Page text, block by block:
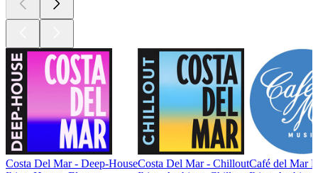
Costa Del Mar - Deep-HouseCosta Del Mar - ChilloutCafé del Mar